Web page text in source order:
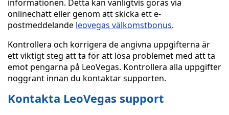
informationen. Detta kan vanligtvis göras via
onlinechatt eller genom att skicka ett e-
postmeddelande leovegas välkomstbonus.
Kontrollera och korrigera de angivna uppgifterna är
ett viktigt steg att ta för att lösa problemet med att ta
emot pengarna på LeoVegas. Kontrollera alla uppgifter
noggrant innan du kontaktar supporten.
Kontakta LeoVegas support